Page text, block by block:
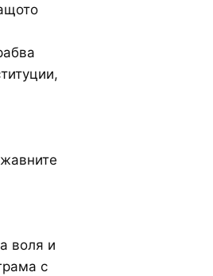
воля и
с